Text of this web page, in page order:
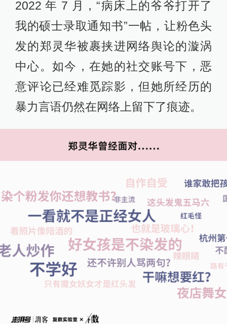
2022 年 7 月，“病床上的爷爷打开了
我的硕士录取通知书”一帖，让粉色头
发的郑灵华被裹挟进网络舆论的漩涡
中心。如今，在她的社交账号下，恶
意评论已经难觅踪影，但她所经历的
暴力言语仍然在网络上留下了痕迹。